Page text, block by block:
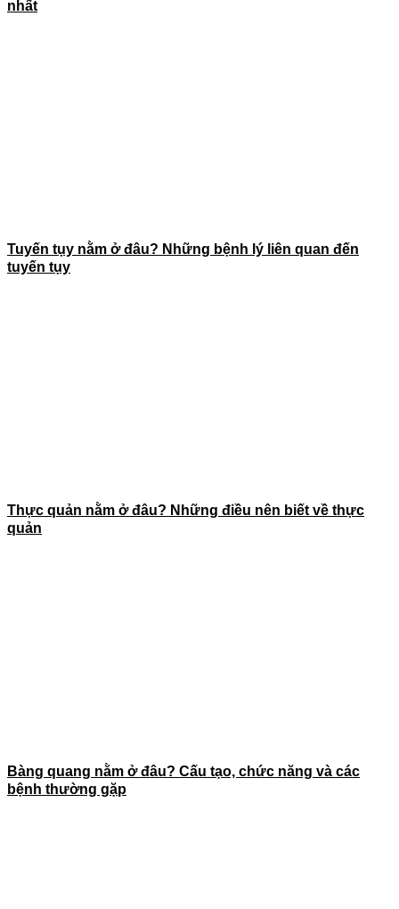
nhất
Tuyến tụy nằm ở đâu? Những bệnh lý liên quan đến
tuyến tụy
Thực quản nằm ở đâu? Những điều nên biết về thực
quản
Bàng quang nằm ở đâu? Cấu tạo, chức năng và các
bệnh thường gặp